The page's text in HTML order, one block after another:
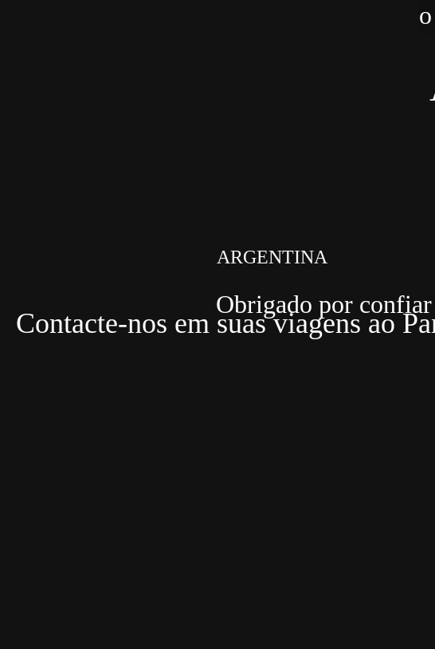
ARGENTINA
Obrigado por confiar
Contacte-nos em suas viagens ao